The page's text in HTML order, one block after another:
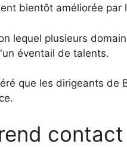
bientôt améliorée par
lequel plusieurs
éventail de talents.
que les dirigeants